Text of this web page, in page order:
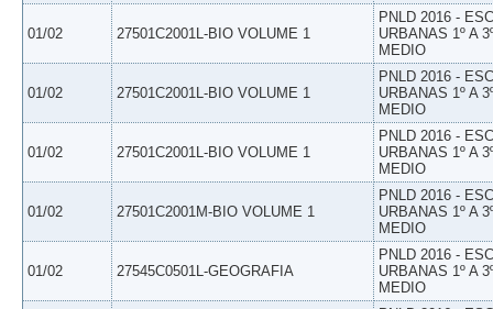
01/02 27501C2001L-BIO VOLUME 1
PNLD 2016 -
URBANAS 1º A
MEDIO
01/02 27501C2001L-BIO VOLUME 1
PNLD 2016 -
URBANAS 1º A
MEDIO
01/02 27501C2001L-BIO VOLUME 1
PNLD 2016 -
URBANAS 1º A
MEDIO
01/02 27501C2001M-BIO VOLUME 1
PNLD 2016 -
URBANAS 1º A
MEDIO
01/02 27545C0501L-GEOGRAFIA
PNLD 2016 -
URBANAS 1º A
MEDIO